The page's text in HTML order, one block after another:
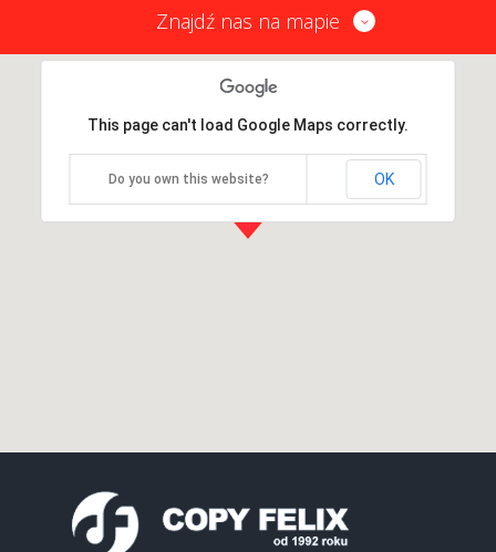
Znajdź nas na mapie
This page can't load Google Maps correctly.
Do you own this website? OK